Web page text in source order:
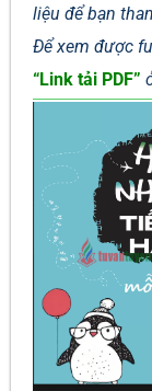
liệu để bạn
Để xem được
“Link tải PDF”